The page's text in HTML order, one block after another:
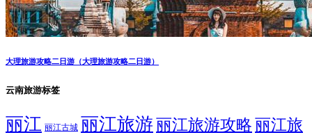
大理旅游攻略二日游（大理旅游攻略二日游）
云南旅游标签
丽江 丽江古城 丽江旅游 丽江旅游攻略 丽江旅